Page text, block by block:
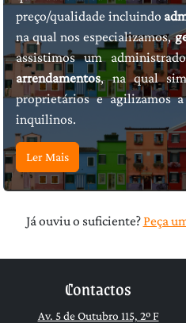
preço/qualidade incluindo
na qual nos especializamos,
assistimos um
arrendamentos, na qual
proprietários e agilizamos
inquilinos.
Ler Mais
Já ouviu o suficiente?Peça
Contactos
Av. 5 de Outubro 115, 2º F